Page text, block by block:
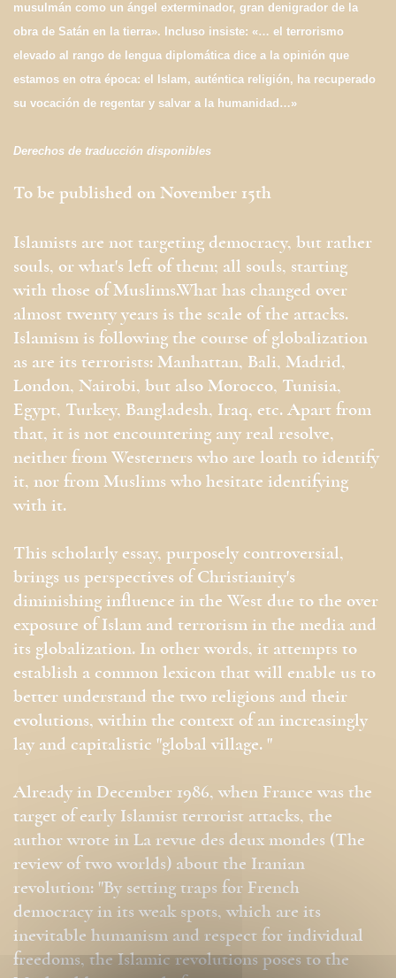
musulmán como un ángel exterminador, gran denigrador de la
obra de Satán en la tierra». Incluso insiste: «… el terrorismo
elevado al rango de lengua diplomática dice a la opinión que
estamos en otra época: el Islam, auténtica religión, ha recuperado
su vocación de regentar y salvar a la humanidad…»
Derechos de traducción disponibles
To be published on November 15th
Islamists are not targeting democracy, but rather
souls, or what's left of them; all souls, starting
with those of Muslims.What has changed over
almost twenty years is the scale of the attacks.
Islamism is following the course of globalization
as are its terrorists: Manhattan, Bali, Madrid,
London, Nairobi, but also Morocco, Tunisia,
Egypt, Turkey, Bangladesh, Iraq, etc. Apart from
that, it is not encountering any real resolve,
neither from Westerners who are loath to identify
it, nor from Muslims who hesitate identifying
with it.
This scholarly essay, purposely controversial,
brings us perspectives of Christianity's
diminishing influence in the West due to the over
exposure of Islam and terrorism in the media and
its globalization. In other words, it attempts to
establish a common lexicon that will enable us to
better understand the two religions and their
evolutions, within the context of an increasingly
lay and capitalistic "global village. "
Already in December 1986, when France was the
target of early Islamist terrorist attacks, the
author wrote in La revue des deux mondes (The
review of two worlds) about the Iranian
revolution: "By setting traps for French
democracy in its weak spots, which are its
inevitable humanism and respect for individual
freedoms, the Islamic revolutions poses to the